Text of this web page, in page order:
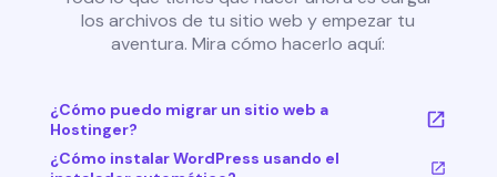
los archivos de tu sitio web y empezar tu
aventura. Mira cómo hacerlo aquí:
¿Cómo puedo migrar un sitio web a
Hostinger?
¿Cómo instalar WordPress usando el